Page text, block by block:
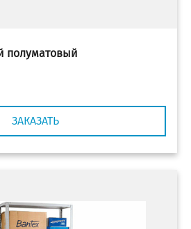
полуматовый
ЗАКАЗАТЬ